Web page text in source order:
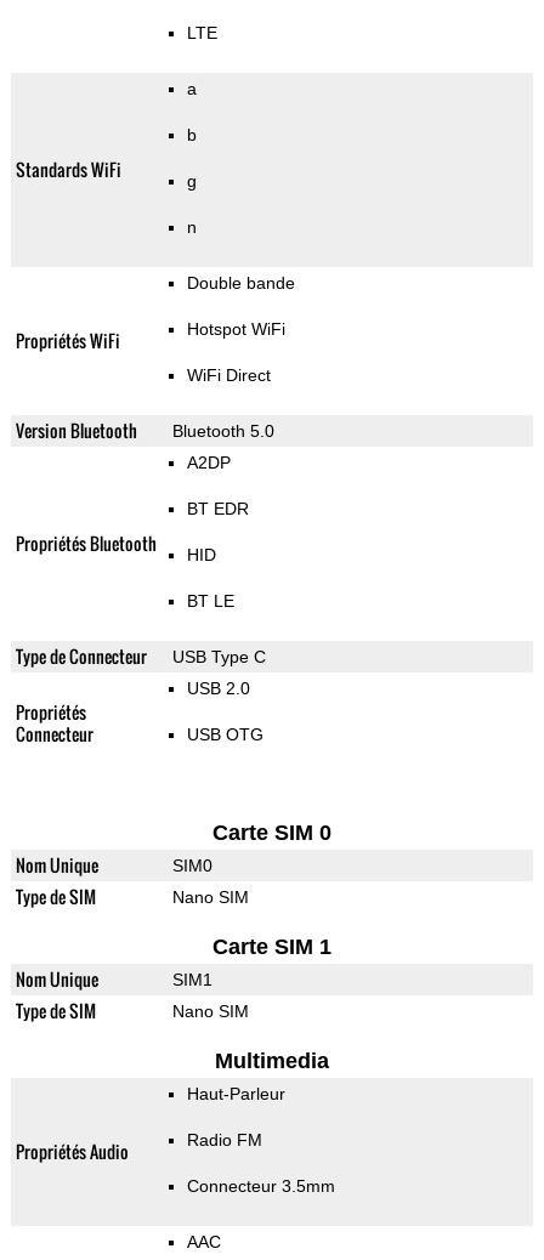
LTE
Standards WiFi
a
b
g
n
Propriétés WiFi
Double bande
Hotspot WiFi
WiFi Direct
Version Bluetooth Bluetooth 5.0
Propriétés Bluetooth
A2DP
BT EDR
HID
BT LE
Type de Connecteur USB Type C
Propriétés
Connecteur
USB 2.0
USB OTG
Carte SIM 0
Nom Unique SIM0
Type de SIM Nano SIM
Carte SIM 1
Nom Unique SIM1
Type de SIM Nano SIM
Multimedia
Propriétés Audio
Haut-Parleur
Radio FM
Connecteur 3.5mm
AAC